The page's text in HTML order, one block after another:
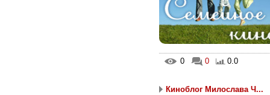
0 0 0.0
Киноблог Милослава Ч...